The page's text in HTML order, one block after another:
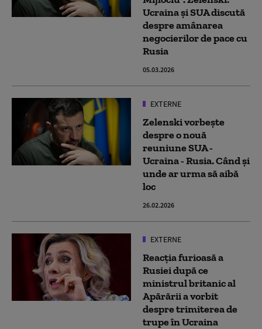
Ucraina şi SUA discută
despre amânarea
negocierilor de pace cu
Rusia
05.03.2026
EXTERNE
Zelenski vorbeşte
despre o nouă
reuniune SUA -
Ucraina - Rusia. Când și
unde ar urma să aibă
loc
26.02.2026
EXTERNE
Reacția furioasă a
Rusiei după ce
ministrul britanic al
Apărării a vorbit
despre trimiterea de
trupe în Ucraina